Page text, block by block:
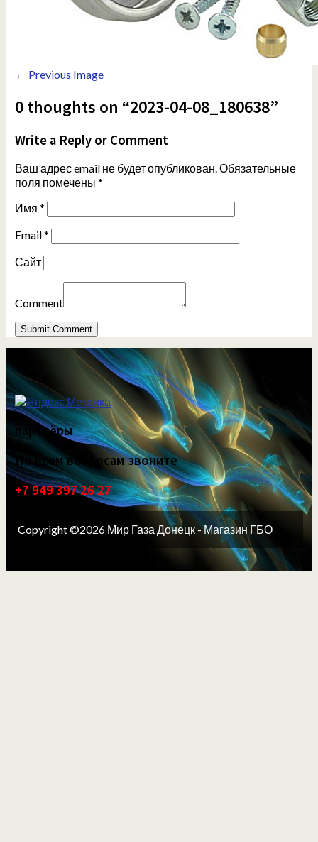
← Previous Image
0 thoughts on “2023-04-08_180638”
Write a Reply or Comment
Ваш адрес email не будет опубликован.Обязательные
поля помечены *
Имя *
Email*
Сайт
Comment
партнёры
По всем вопросам звоните
+7 949 397 26 27
Copyright ©2026 Мир Газа Донецк - Магазин ГБО